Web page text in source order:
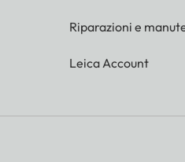
Riparazioni e
Leica Account